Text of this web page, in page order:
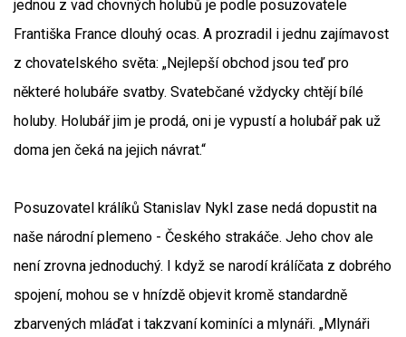
jednou z vad chovných holubů je podle posuzovatele
Františka France dlouhý ocas. A prozradil i jednu zajímavost
z chovatelského světa: „Nejlepší obchod jsou teď pro
některé holubáře svatby. Svatebčané vždycky chtějí bílé
holuby. Holubář jim je prodá, oni je vypustí a holubář pak už
doma jen čeká na jejich návrat.“
Posuzovatel králíků Stanislav Nykl zase nedá dopustit na
naše národní plemeno - Českého strakáče. Jeho chov ale
není zrovna jednoduchý. I když se narodí králíčata z dobrého
spojení, mohou se v hnízdě objevit kromě standardně
zbarvených mláďat i takzvaní kominíci a mlynáři. „Mlynáři